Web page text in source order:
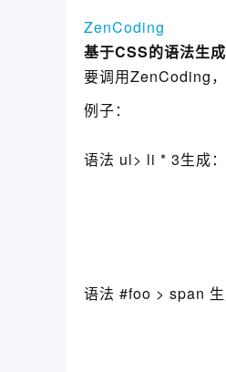
ZenCoding
基于CSS的语法生
要调用ZenCoding
例子：
语法 ul> li * 3生成：
语法 #foo > span 生